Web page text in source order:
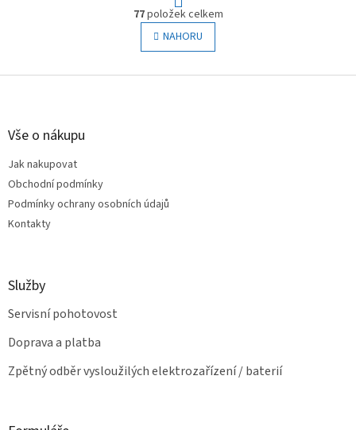
O
v
l
á
a
r
á
n
k
v
77položek celkem
NAHORU
Z
Vše o nákupu
Jak nakupovat
Obchodní podmínky
Podmínky ochrany osobních údajů
Kontakty
Služby
Servisní pohotovost
Doprava a platba
Zpětný odběr vysloužilých elektrozařízení / baterií